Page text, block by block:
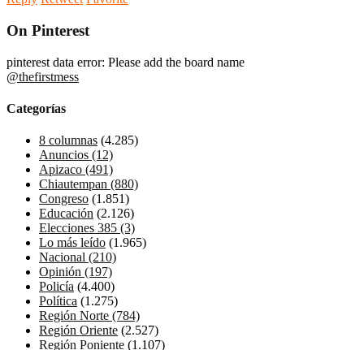
On Pinterest
pinterest data error: Please add the board name
@thefirstmess
Categorías
8 columnas (4.285)
Anuncios (12)
Apizaco (491)
Chiautempan (880)
Congreso (1.851)
Educación (2.126)
Elecciones 385 (3)
Lo más leído (1.965)
Nacional (210)
Opinión (197)
Policía (4.400)
Política (1.275)
Región Norte (784)
Región Oriente (2.527)
Región Poniente (1.107)